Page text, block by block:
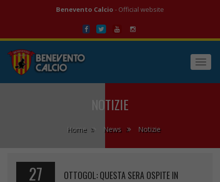
Benevento Calcio - Official website
NOTIZIE
Home News Notizie
27
OTTOGOL: QUESTA SERA OSPITE IN